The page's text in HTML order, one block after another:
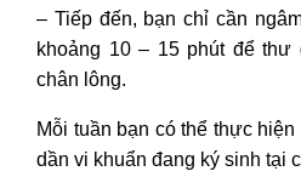
– Tiếp đến, bạn chỉ cần
khoảng 10 – 15 phút để
chân lông.
Mỗi tuần bạn có thể thực
dần vi khuẩn đang ký sinh tại